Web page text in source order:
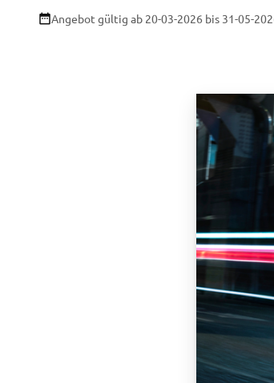
Angebot gültig ab 20-03-2026 bis 31-05-